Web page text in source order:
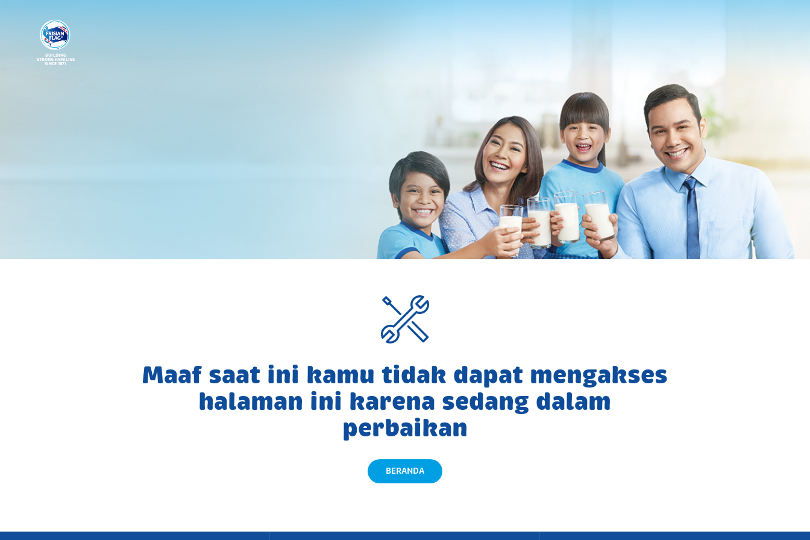
BUILDING
STRONG FAMILIES
SINCE 1871
Maaf saat ini kamu tidak dapat mengakses
halaman ini karena sedang dalam
perbaikan
BERANDA